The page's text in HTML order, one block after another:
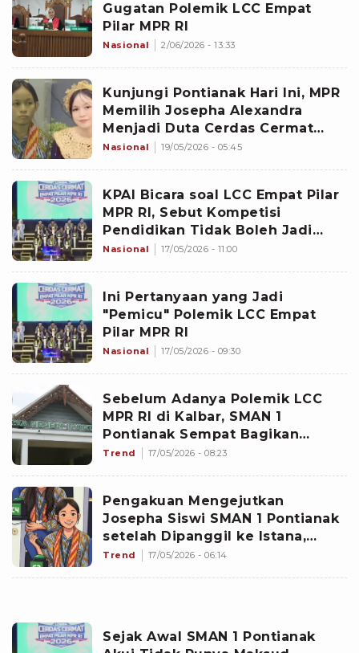
Gugatan Polemik LCC Empat
Pilar MPR RI
Nasional 2/06/2026 - 13:33
Kunjungi Pontianak Hari Ini, MPR
Memilih Josepha Alexandra
Menjadi Duta Cerdas Cermat
Empat Pilar
Nasional 19/05/2026 - 05:45
KPAI Bicara soal LCC Empat Pilar
MPR RI, Sebut Kompetisi
Pendidikan Tidak Boleh Jadi
Ruang yang Menjatuhkan Mental
Nasional 17/05/2026 - 11:00
Ini Pertanyaan yang Jadi
"Pemicu" Polemik LCC Empat
Pilar MPR RI
Nasional 17/05/2026 - 09:30
Sebelum Adanya Polemik LCC
MPR RI di Kalbar, SMAN 1
Pontianak Sempat Bagikan
Prestasi ini Buat Publik Kagum
Trend 17/05/2026 - 08:23
Pengakuan Mengejutkan
Josepha Siswi SMAN 1 Pontianak
setelah Dipanggil ke Istana,
Ocha dapat Ucapan dan
Trend 17/05/2026 - 06:14
Sejak Awal SMAN 1 Pontianak